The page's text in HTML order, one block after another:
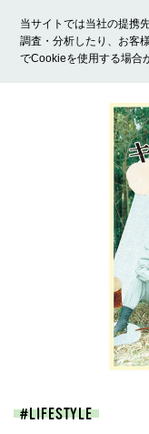
当サイトでは当社の提携
調査・分析したり、お客
でCookieを使用する場合
ホーム モデル募集
LIFESTYLE